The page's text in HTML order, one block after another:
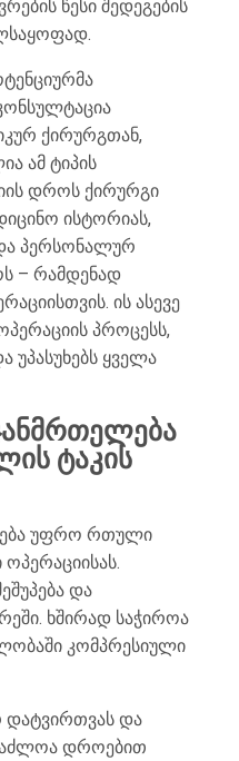
წესი შედეგების
ქირურგთან,
ამ ტიპის
დროს ქირურგი
ისტორიას,
პერსონალურ
– რამდენად
ის ასევე
პროცესს,
უპასუხებს ყველა
ტაკის
უფრო რთული
და
ხშირად საჭიროა
კომპრესიული
და
დროებით